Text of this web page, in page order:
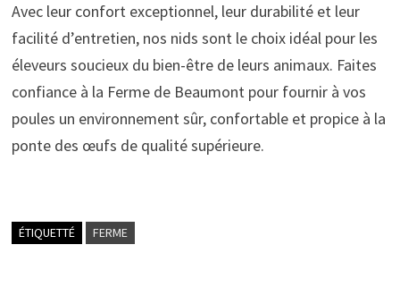
Avec leur confort exceptionnel, leur durabilité et leur
facilité d’entretien, nos nids sont le choix idéal pour les
éleveurs soucieux du bien-être de leurs animaux. Faites
confiance à la Ferme de Beaumont pour fournir à vos
poules un environnement sûr, confortable et propice à la
ponte des œufs de qualité supérieure.
ÉTIQUETTÉ FERME